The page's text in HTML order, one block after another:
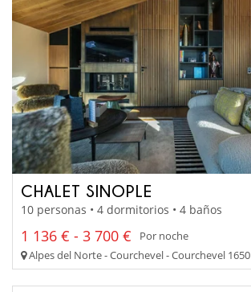
CHALET SINOPLE
10 personas • 4 dormitorios • 4 baños
1 136 € - 3 700 €
Por noche
Alpes del Norte - Courchevel - Courchevel 1650